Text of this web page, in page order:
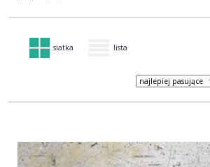
siatka lista